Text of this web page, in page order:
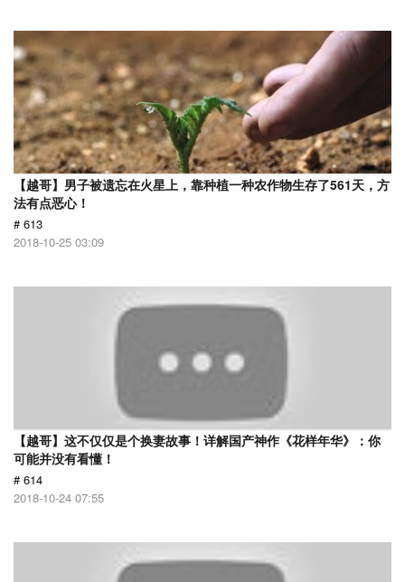
【越哥】男子被遗忘在火星上，靠种植一种农作物生存了561天，方
法有点恶心！
# 613
2018-10-25 03:09
【越哥】这不仅仅是个换妻故事！详解国产神作《花样年华》：你
可能并没有看懂！
# 614
2018-10-24 07:55